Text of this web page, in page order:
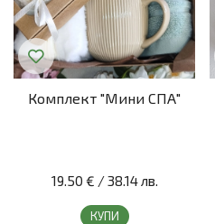
Комплект "Мини СПА"
19.50 € /38.14 лв.
КУПИ